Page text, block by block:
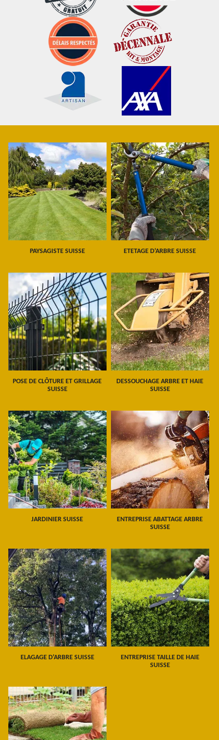
PAYSAGISTE SUISSE ETETAGE D'ARBRE SUISSE
POSE DE CLÔTURE ET GRILLAGE
SUISSE
DESSOUCHAGE ARBRE ET HAIE
SUISSE
JARDINIER SUISSE
ENTREPRISE ABATTAGE ARBRE
SUISSE
ELAGAGE D'ARBRE SUISSE
ENTREPRISE TAILLE DE HAIE
SUISSE